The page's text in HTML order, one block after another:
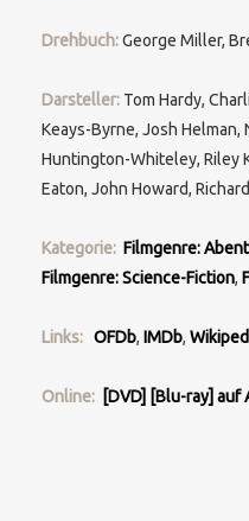
Drehbuch:George Miller,
Darsteller: Tom Hardy,
Keays-Byrne, Josh Helman,
Huntington-Whiteley, Riley
Eaton, John Howard,
Kategorie: Filmgenre:
Filmgenre: Science-Fiction,
Links: OFDb, IMDb,
Online: [DVD] [Blu-ray] auf